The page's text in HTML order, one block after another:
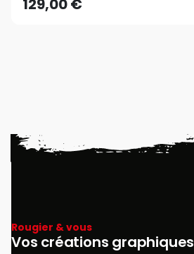
129,00 €
Rougier & vous
Vos créations graphiques